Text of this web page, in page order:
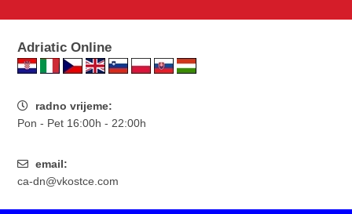
Adriatic Online
radno vrijeme:
Pon - Pet 16:00h - 22:00h
email:
ca-dn@vkostce.com